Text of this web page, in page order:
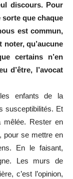
discours. Pour
que chaque
est commun,
qu’aucune
certains n’en
d’être, l’avocat
enfants de la
susceptibilités. Et
mêlée. Rester en
pour se mettre en
En le faisant,
Les murs de
c’est l’opinion,